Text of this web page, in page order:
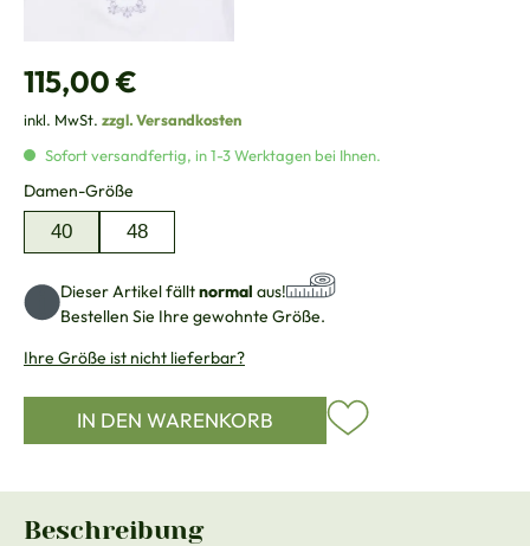
Regulärer Preis:
115,00 €
inkl. MwSt. zzgl. Versandkosten
Sofort versandfertig, in 1-3 Werktagen bei Ihnen.
Damen-Größe
40 48
Dieser Artikel fälltnormal aus!
Bestellen Sie Ihre gewohnte Größe.
Ihre Größe ist nicht lieferbar?
IN DEN WARENKORB
Beschreibung